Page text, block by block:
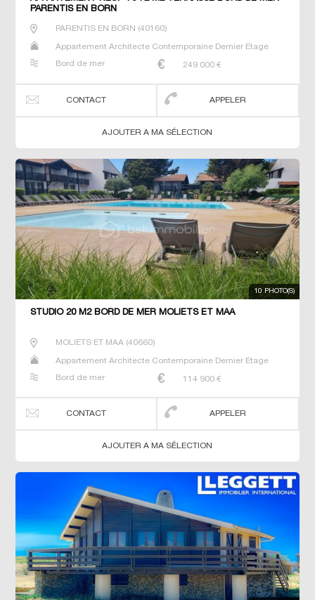
PARENTIS EN BORN
PARENTIS EN BORN (40160)
Appartement Architecte Contemporaine Dernier Etage
Bord de mer
249 000 €
CONTACT APPELER
AJOUTER A MA SÉLECTION
10 PHOTO(S)
STUDIO 20 M2 BORD DE MER MOLIETS ET MAA
MOLIETS ET MAA (40660)
Appartement Architecte Contemporaine Dernier Etage
Bord de mer
114 900 €
CONTACT APPELER
AJOUTER A MA SÉLECTION